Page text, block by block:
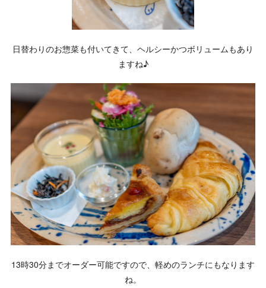
日替わりのお惣菜も付いてきて、ヘルシーかつボリュームもあり
ますね♪
13時30分までオーダー可能ですので、軽めのランチにもなります
ね。